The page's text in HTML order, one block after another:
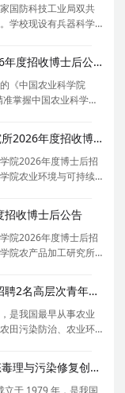
国防科技工业局双共
学校现设有兵器科学
程、材料科学与工
科研
中国农业科学院农业经济与发展研究所2026年度招收博士后公告
《中国农业科学院
掌握中国农业科学院
农业科学院农业经济
中国农业科学院农业环境与可持续发展研究所2026年度招收博士后公告
院2026年度博士后招
院农业环境与可持续
农业环境与可持续发
招收博士后公告
院2026年度博士后招
院农产品加工研究所
研究所的岗位信息与
农业农村部环境保护科研监测所2026年度招聘2名高层次青年人才公告
是我国最早从事农业
田污染防治、农业环
大学科领域的基础
工
农业农村部环境保护科研监测所重金属生态毒理与污染修复创新团队2026年招收博士后公告
立于 1979 年，是我国